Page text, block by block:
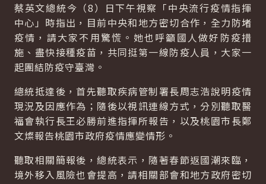
蔡英文總統今（8）日下午視察「中央流行疫情指揮
中心」時指出，目前中央和地方密切合作，全力防堵
疫情，請大家不用驚慌。她也呼籲國人做好防疫措
施、盡快接種疫苗，共同挺第一線防疫人員，大家一
起團結防疫守臺灣。
總統抵達後，首先聽取疾病管制署長周志浩說明疫情
現況及因應作為；隨後以視訊連線方式，分別聽取醫
福會執行長王必勝前進指揮所報告，以及桃園市長鄭
文燦報告桃園市政府疫情應變情形。
聽取相關簡報後，總統表示，隨著春節返國潮來臨，
境外移入風險也會提高，請相關部會和地方政府密切